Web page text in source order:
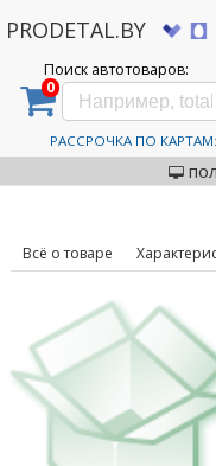
PRODETAL.BY
Поиск автотоваров:
0
РАССРОЧКА ПО КАРТАМ:
Дискаунтер автозапчастей
212 255/45R20 105H
Автошины HI FLY
212 255/45R20 105H
Всё о товаре